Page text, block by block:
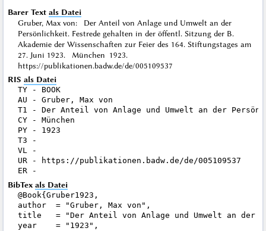
Barer Text als Datei
Gruber, Max von: Der Anteil von Anlage und Umwelt an der
Persönlichkeit. Festrede gehalten in der öffentl. Sitzung der B.
Akademie der Wissenschaften zur Feier des 164. Stiftungstages am
27. Juni 1923. München 1923.
https://publikationen.badw.de/de/005109537
RIS als Datei
TY - BOOK
AU - Gruber, Max von
T1 - Der Anteil von Anlage und Umwelt an der
CY - München
PY - 1923
T3 -
VL -
UR - https://publikationen.badw.de/de/005109537
BibTex als Datei
@Book{Gruber1923,
author  = "Gruber, Max von",
title   = "Der Anteil von Anlage und Umwelt an der
year    = "1923",